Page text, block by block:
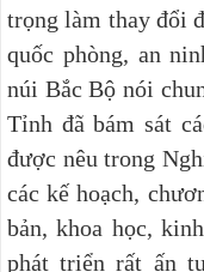
trọng làm thay đổi
quốc phòng, an
núi Bắc Bộ nói
Tỉnh đã bám sát
được nêu trong
các kế hoạch,
bản, khoa học,
phát triển rất ấn